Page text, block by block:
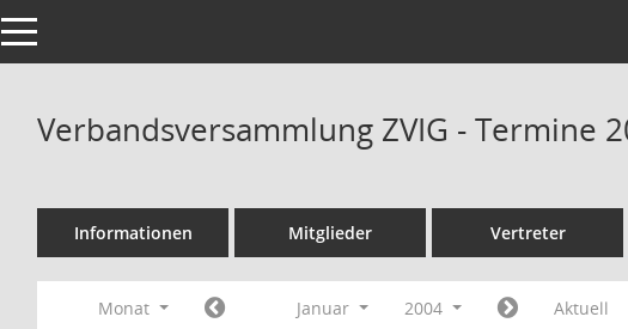
Toggle navigation
Verbandsversammlung ZVIG - Termine
Informationen Mitglieder Vertreter
Monat Januar 2004 Aktuell